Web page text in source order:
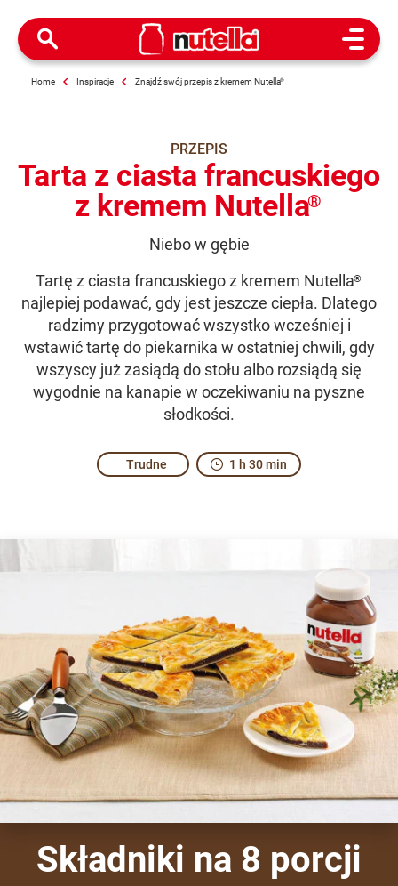
Open
Home Inspiracje Znajdź swój przepis z kremem Nutella®
PRZEPIS
Tarta z ciasta francuskiego
z kremem Nutella®
Niebo w gębie
Tartę z ciasta francuskiego z kremem Nutella®
najlepiej podawać, gdy jest jeszcze ciepła. Dlatego
radzimy przygotować wszystko wcześniej i
wstawić tartę do piekarnika w ostatniej chwili, gdy
wszyscy już zasiądą do stołu albo rozsiądą się
wygodnie na kanapie w oczekiwaniu na pyszne
słodkości.
Trudne 1 h 30 min
Składniki na 8 porcji